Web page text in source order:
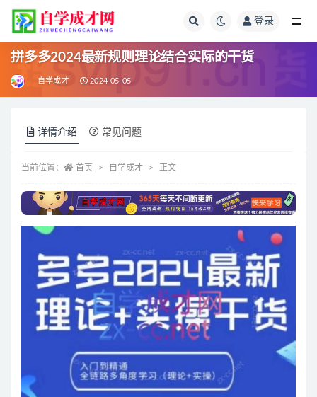
登录
拼多多2024最新规则理论结合实际的干货
自学成才 2024-05-05
详情介绍 常见问题
当前位置： 首页 自学成才 正文